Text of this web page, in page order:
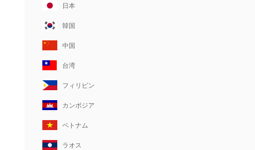
日本
韓国
中国
台湾
フィリピン
カンボジア
ベトナム
ラオス